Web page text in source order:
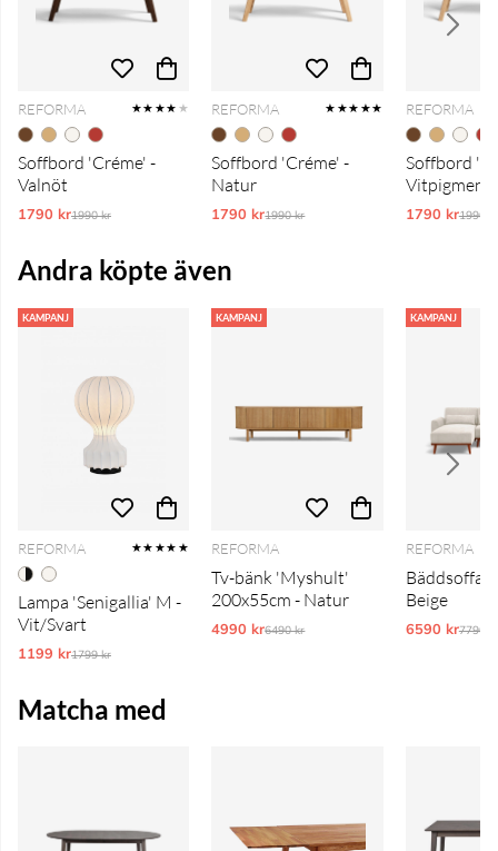
REFORMA ★★★★ ★
Soffbord 'Créme' -
Valnöt
1790 krOrdinarie pris:
1990 kr
REFORMA ★★★★★
Soffbord 'Créme' -
Natur
1790 krOrdinarie pris:
1990 kr
REFORMA
Soffbord
1790 kr1990 kr
Andra köpte även
KAMPANJ
REFORMA ★★★★★
Lampa 'Senigallia' M -
Vit/Svart
1199 krOrdinarie pris:
1799 kr
KAMPANJ
REFORMA
Tv-bänk 'Myshult'
200x55cm - Natur
4990 krOrdinarie pris:
6490 kr
KAMPANJ
REFORMA
Bäddsoffa
Beige
6590 kr7790 kr
Matcha med